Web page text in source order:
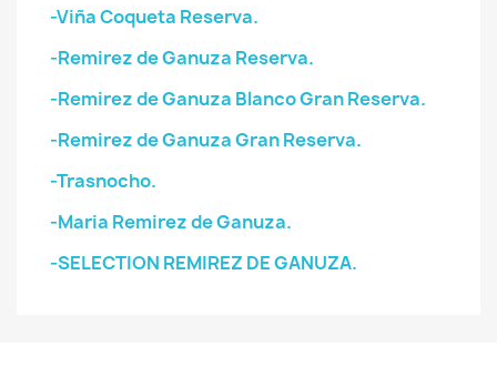
-Viña Coqueta Reserva.
-Remirez de Ganuza Reserva.
-Remirez de Ganuza Blanco Gran Reserva.
-Remirez de Ganuza Gran Reserva.
-Trasnocho.
-Maria Remirez de Ganuza.
-SELECTION REMIREZ DE GANUZA.